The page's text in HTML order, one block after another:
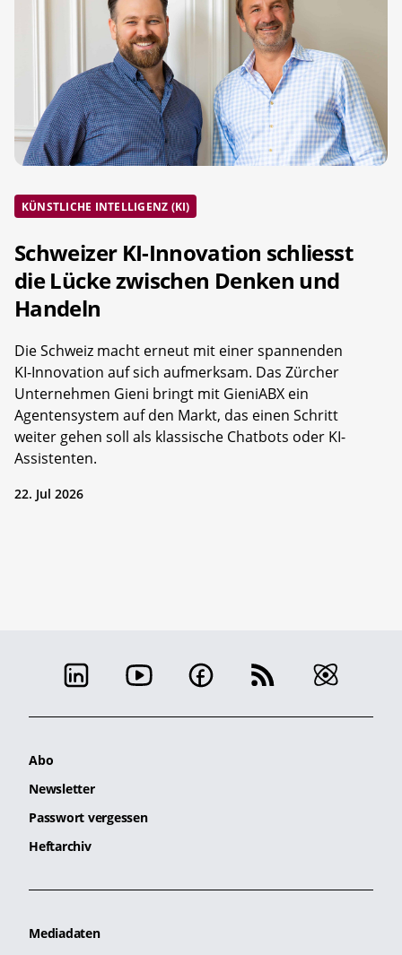
KÜNSTLICHE INTELLIGENZ (KI)
Schweizer KI-Innovation schliesst
die Lücke zwischen Denken und
Handeln
Die Schweiz macht erneut mit einer spannenden
KI-Innovation auf sich aufmerksam. Das Zürcher
Unternehmen Gieni bringt mit GieniABX ein
Agentensystem auf den Markt, das einen Schritt
weiter gehen soll als klassische Chatbots oder KI-
Assistenten.
22. Jul 2026
Abo
Newsletter
Passwort vergessen
Heftarchiv
Mediadaten